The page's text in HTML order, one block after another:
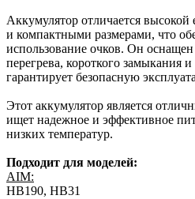
Аккумулятор отличается
и компактными размерами, что
использование очков. Он
перегрева, короткого замыкания
гарантирует безопасную
Этот аккумулятор является
ищет надежное и эффективное
низких температур.
Подходит для моделей:
AIM:
HB190, HB31